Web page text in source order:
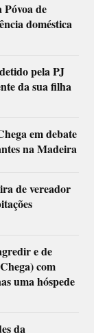
Póvoa de
doméstica
pela PJ
da sua filha
em debate
na Madeira
de vereador
e de
com
uma hóspede
da